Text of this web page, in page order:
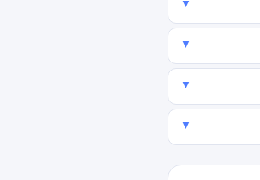
▼
▼
▼
▼